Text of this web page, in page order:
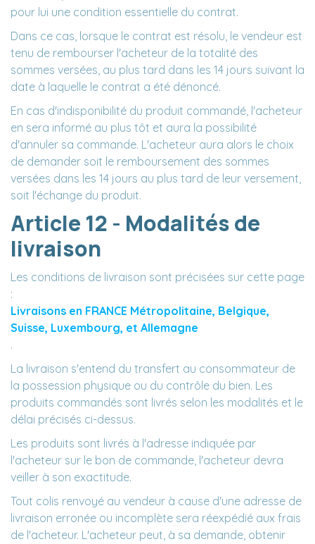
pour lui une condition essentielle du contrat.
Dans ce cas, lorsque le contrat est résolu, le vendeur est
tenu de rembourser l'acheteur de la totalité des
sommes versées, au plus tard dans les 14 jours suivant la
date à laquelle le contrat a été dénoncé.
En cas d'indisponibilité du produit commandé, l'acheteur
en sera informé au plus tôt et aura la possibilité
d'annuler sa commande. L'acheteur aura alors le choix
de demander soit le remboursement des sommes
versées dans les 14 jours au plus tard de leur versement,
soit l'échange du produit.
Article 12 - Modalités de
livraison
Les conditions de livraison sont précisées sur cette page
:
Livraisons en FRANCE Métropolitaine, Belgique,
Suisse, Luxembourg, et Allemagne
.
La livraison s'entend du transfert au consommateur de
la possession physique ou du contrôle du bien. Les
produits commandés sont livrés selon les modalités et le
délai précisés ci-dessus.
Les produits sont livrés à l'adresse indiquée par
l'acheteur sur le bon de commande, l'acheteur devra
veiller à son exactitude.
Tout colis renvoyé au vendeur à cause d'une adresse de
livraison erronée ou incomplète sera réexpédié aux frais
de l'acheteur. L'acheteur peut, à sa demande, obtenir